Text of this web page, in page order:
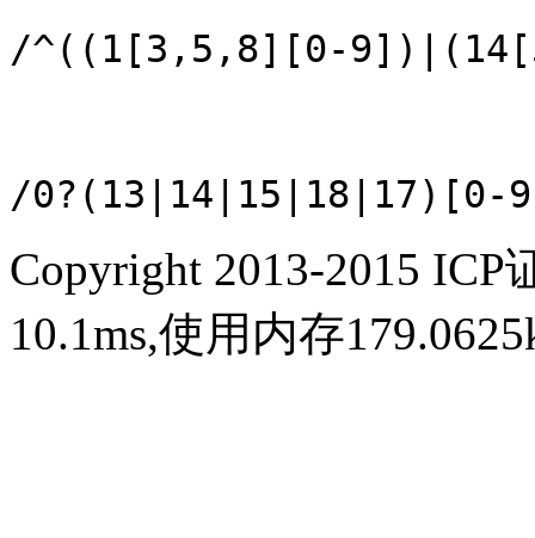
/^((1[3,5,8][0-
/0?(13|14|15|18|17)[0-
Copyright 2013-2015 ICP
10.1ms,使用内存